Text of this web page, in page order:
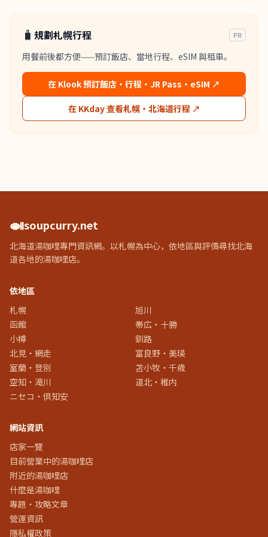
🧳 規劃札幌行程 PR
用餐前後都方便——預訂飯店、當地行程、eSIM 與租車。
在 Klook 預訂飯店・行程・JR Pass・eSIM ↗
在 KKday 查看札幌・北海道行程↗
🍛soupcurry.net
北海道湯咖哩專門資訊網。以札幌為中心，依地區與評價尋找北海
道各地的湯咖哩店。
依地區
札幌
旭川
函館
帯広・十勝
小樽
釧路
北見・網走
富良野・美瑛
室蘭・登別
苫小牧・千歳
空知・滝川
道北・稚内
ニセコ・倶知安
網站資訊
店家一覽
目前營業中的湯咖哩店
附近的湯咖哩店
什麼是湯咖哩
專題・攻略文章
營運資訊
隱私權政策